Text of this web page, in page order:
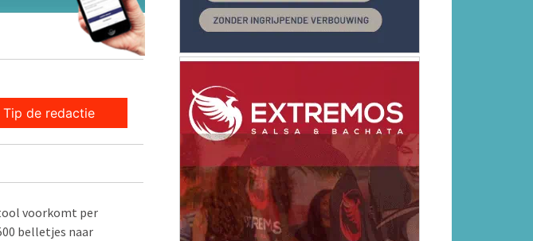
Tip de redactie
voorkomt per
belletjes naar